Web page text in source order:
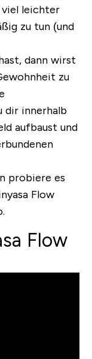
viel leichter
zu tun (und
dann wirst
zu
dir innerhalb
aufbaust und
probiere es
Flow
Flow